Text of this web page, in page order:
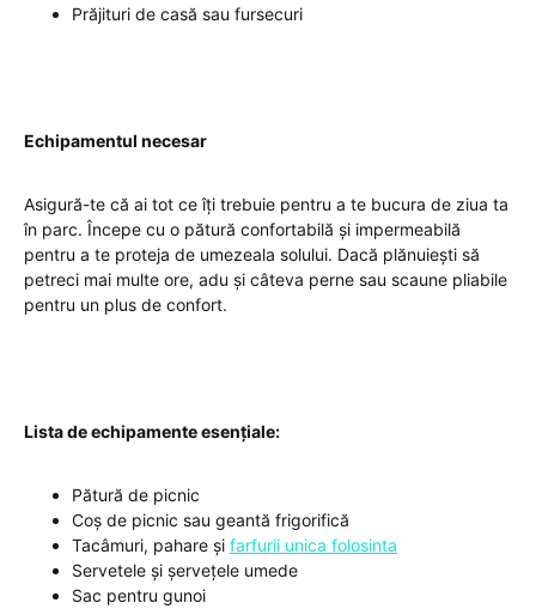
Prăjituri de casă sau fursecuri
Echipamentul necesar
Asigură-te că ai tot ce îți trebuie pentru a te bucura de ziua ta
în parc. Începe cu o pătură confortabilă și impermeabilă
pentru a te proteja de umezeala solului. Dacă plănuiești să
petreci mai multe ore, adu și câteva perne sau scaune pliabile
pentru un plus de confort.
Lista de echipamente esențiale:
Pătură de picnic
Coș de picnic sau geantă frigorifică
Tacâmuri, pahare și farfurii unica folosinta
Servetele și șervețele umede
Sac pentru gunoi